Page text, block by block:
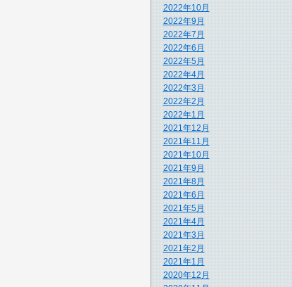
2022年10月
2022年9月
2022年7月
2022年6月
2022年5月
2022年4月
2022年3月
2022年2月
2022年1月
2021年12月
2021年11月
2021年10月
2021年9月
2021年8月
2021年6月
2021年5月
2021年4月
2021年3月
2021年2月
2021年1月
2020年12月